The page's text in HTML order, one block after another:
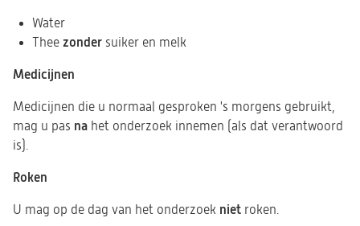
Water
Thee zonder suiker en melk
Medicijnen
Medicijnen die u normaal gesproken 's morgens gebruikt,
mag u pas na het onderzoek innemen (als dat verantwoord
is).
Roken
U mag op de dag van het onderzoek niet roken.